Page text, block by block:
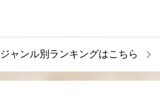
ジャンル別ランキングはこちら